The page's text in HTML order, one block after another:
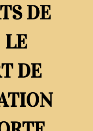
DE
LE
DE